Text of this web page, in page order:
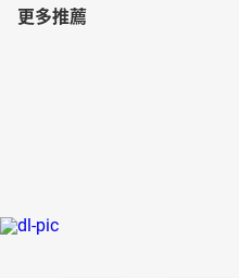
更多推薦